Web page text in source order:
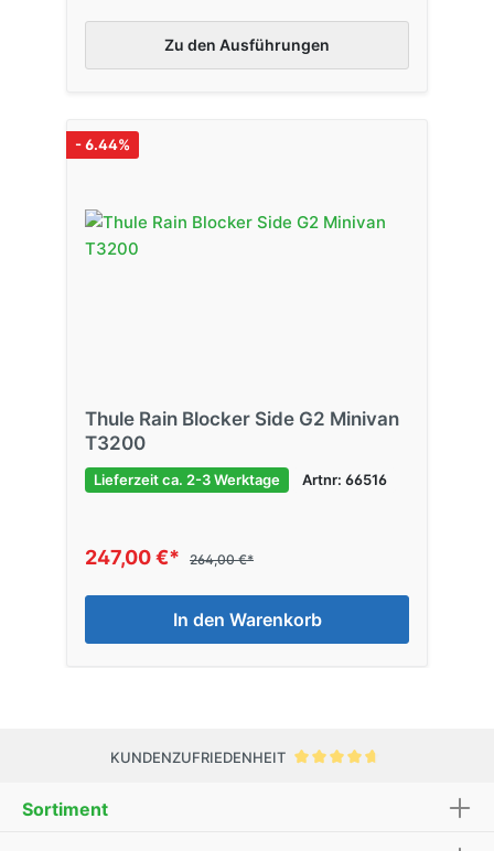
Zu den Ausführungen
- 6.44%
Thule Rain Blocker Side G2 Minivan
T3200
Lieferzeit ca. 2-3 Werktage Artnr: 66516
247,00 €* 264,00 €*
In den Warenkorb
KUNDENZUFRIEDENHEIT
Sortiment